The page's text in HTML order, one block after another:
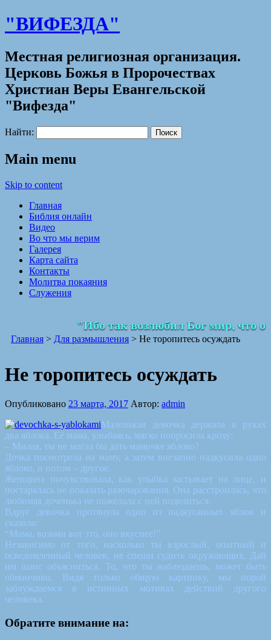
"ВИФЕЗДА"
Местная религиозная организация.
Церковь Божья в Пророчествах
Христиан Веры Евангельской
"Вифезда"
Найти:
Main menu
Skip to content
Главная
Библия онлайн
Видео
Во что мы верим
Галерея
Карта сайта
Контакты
Молитва покаяния
Служения
"Ибо так возлюбил Бог мир, что
Главная > Для размышления > Не торопитесь осуждать
Не торопитесь осуждать
Опубликовано 23 марта, 2017 Автор: admin
Маленькая девочка держала в руках
два яблока. Её мама, улыбаясь, мягко попросила кроху:
– Милая, ты не могла бы дать мамочке яблоко?
Дочка посмотрела на маму, а затем внезапно надкусила одно
яблоко, и потом – другое.
Женщина почувствовала, как улыбка застывает на лице, и
постаралась не показать разочарования. Она расстроилась, что
любимая доченька не пожелала с ней поделиться.
Вдруг девочка протянула одно из надкусанных яблок и
сказала:
“Мама, возьми вот это, оно вкуснее!”
Независимо от того, насколько ты взрослый, опытный и
осведомленный человек, не спеши судить окружающих. Дай
им шанс объясниться. То, что ты наблюдаешь, может быть
обманчиво. Видя только общую картинку, мы порой
заблуждаемся в истинных мотивах действий другого
человека.
Обратите внимание на: